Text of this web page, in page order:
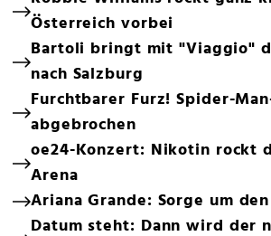
Österreich vorbei
Bartoli bringt mit "Viaggio"
nach Salzburg
Furchtbarer Furz! Spider-
abgebrochen
oe24-Konzert: Nikotin rockt
Arena
Ariana Grande: Sorge um
Datum steht: Dann wird der